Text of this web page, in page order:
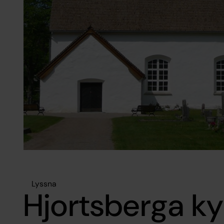
Lyssna
Hjortsberga